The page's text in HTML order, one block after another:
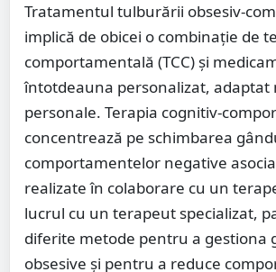
Tratamentul tulburării obsesiv-
implică de obicei o combinație de
comportamentală (TCC) și
întotdeauna personalizat, adaptat
personale. Terapia cognitiv-
concentrează pe schimbarea
comportamentelor negative
realizate în colaborare cu un
lucrul cu un terapeut specializat,
diferite metode pentru a gestiona
obsesive și pentru a reduce